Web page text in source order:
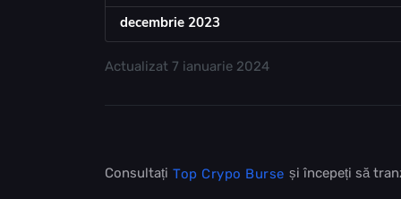
decembrie 2023
Actualizat 7 ianuarie 2024
Consultați Top Crypo Burse și începeți să